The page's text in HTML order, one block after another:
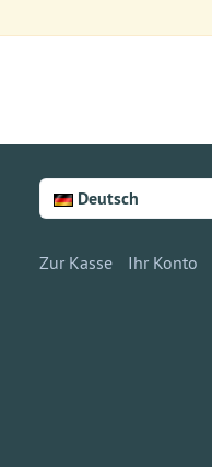
Deutsch
Zur Kasse Ihr Konto